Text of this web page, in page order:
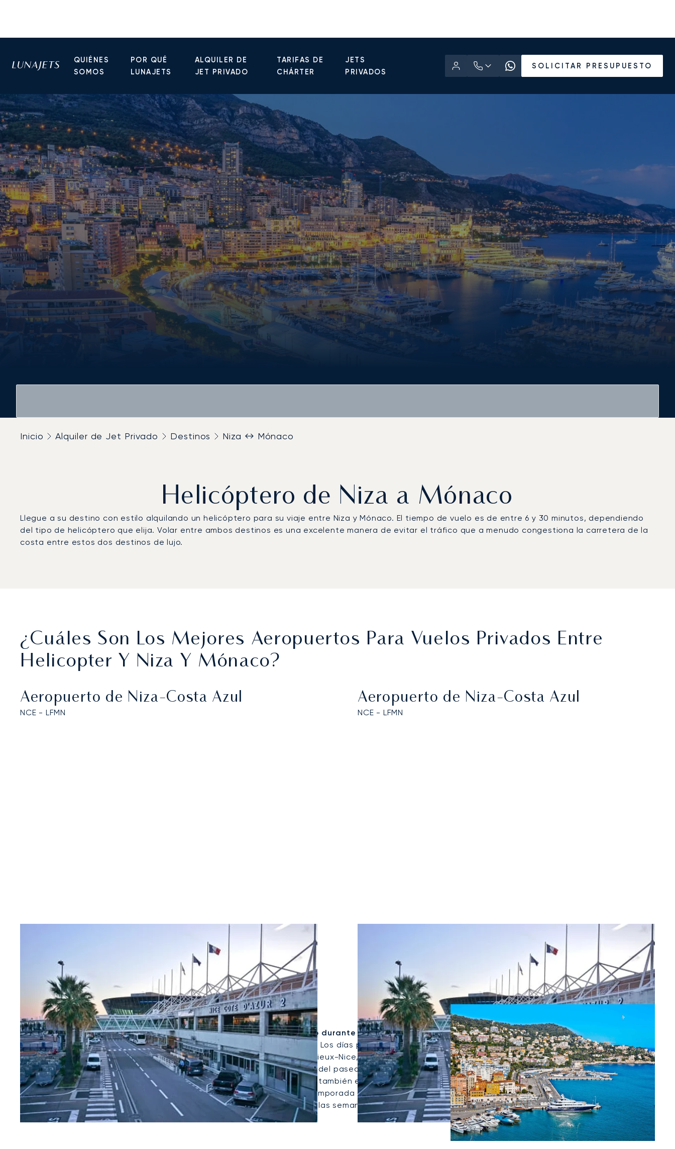
QUIÉNES
SOMOS
POR QUÉ
LUNAJETS
ALQUILER DE
JET PRIVADO
TARIFAS DE
CHÁRTER
JETS
PRIVADOS
SOLICITAR PRESUPUESTO
Inicio Alquiler de Jet Privado Destinos Niza ↔ Mónaco
Helicóptero de Niza a Mónaco
Llegue a su destino con estilo alquilando un helicóptero para su viaje entre Niza y Mónaco. El tiempo de vuelo es de entre 6 y 30 minutos, dependiendo
del tipo de helicóptero que elija. Volar entre ambos destinos es una excelente manera de evitar el tráfico que a menudo congestiona la carretera de la
costa entre estos dos destinos de lujo.
¿Cuáles Son Los Mejores Aeropuertos Para Vuelos Privados Entre
Helicopter Y Niza Y Mónaco?
Aeropuerto de Niza-Costa Azul
NCE - LFMN
Aeropuerto de Niza-Costa Azul
NCE - LFMN
Alquiler De Jet Privado A Niza
Niza mantiene una demanda sostenida entre losviajeros en jet privado durante gran parte del año
por el ocio en la Riviera, la náutica, los eventos y los viajes de negocios. Los días pueden incluir citas en
los alrededores del Paseo de los Ingleses, tiempo en el Carré d'Or o el Vieux-Nice, y almuerzos o
reuniones cerca del puerto. Las estancias suelen prolongarse a lo largo del paseo marítimo o hacia
Mont Boron y Cimiez. Algunas visitas coinciden con un evento concreto, también en Mónaco, mientras
que otras se convierten en estancias más largas en la Costa Azul. La temporada de verano, el tráfico
de yates y la actividad congresual mantienen Niza animada más allá de las semanas de mayor
afluencia.